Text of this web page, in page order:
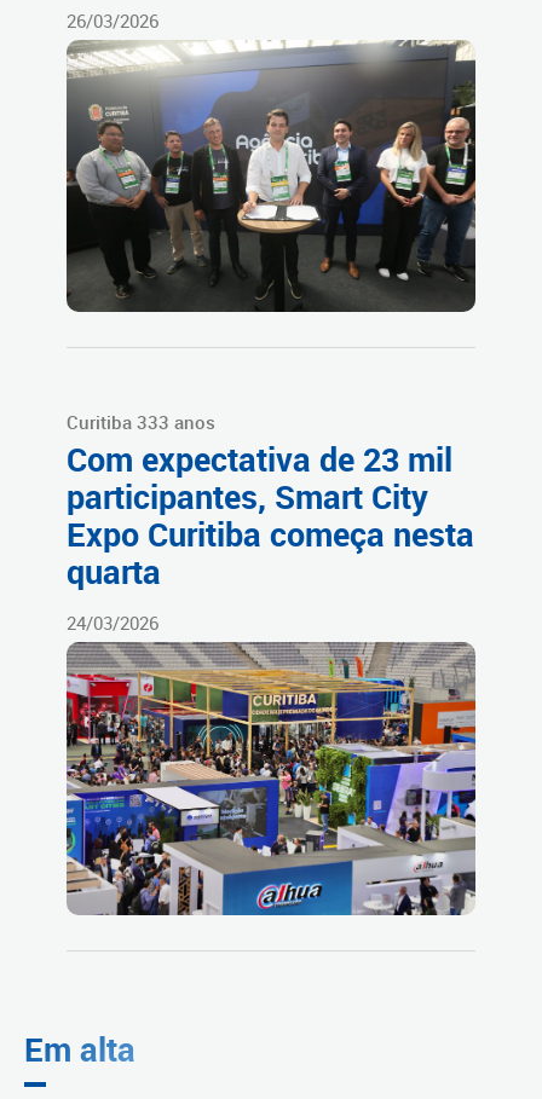
26/03/2026
Curitiba 333 anos
Com expectativa de 23 mil
participantes, Smart City
Expo Curitiba começa nesta
quarta
24/03/2026
Em alta